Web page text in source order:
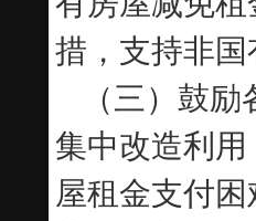
措，支持非
（三）鼓
集中改造利
屋租金支付